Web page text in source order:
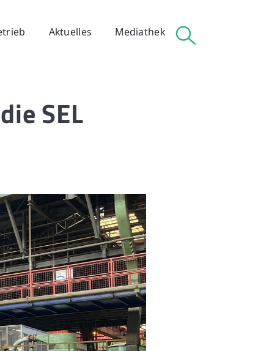
Aktuelles Mediathek
SEL